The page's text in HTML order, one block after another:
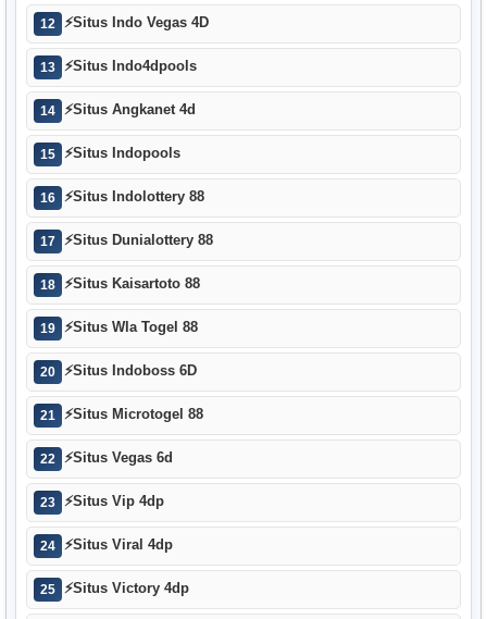
12 ⚡Situs Indo Vegas 4D
13 ⚡Situs Indo4dpools
14 ⚡Situs Angkanet 4d
15 ⚡Situs Indopools
16 ⚡Situs Indolottery 88
17 ⚡Situs Dunialottery 88
18 ⚡Situs Kaisartoto 88
19 ⚡Situs Wla Togel 88
20 ⚡Situs Indoboss 6D
21 ⚡Situs Microtogel 88
22 ⚡Situs Vegas 6d
23 ⚡Situs Vip 4dp
24 ⚡Situs Viral 4dp
25 ⚡Situs Victory 4dp